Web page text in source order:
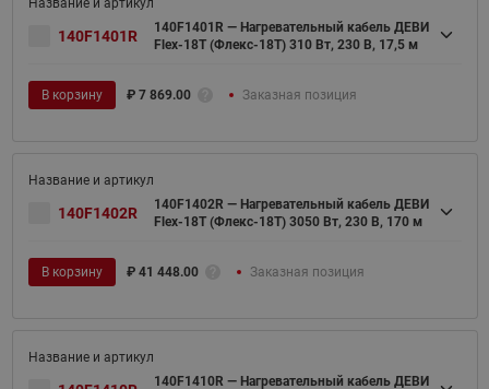
140F1401R
140F1401R — Нагревательный кабель ДЕВИ
Flex-18T (Флекс-18Т) 310 Вт, 230 В, 17,5 м
В корзину ₽ 7 869.00 Заказная позиция
140F1402R
140F1402R — Нагревательный кабель ДЕВИ
Flex-18T (Флекс-18Т) 3050 Вт, 230 В, 170 м
В корзину ₽ 41 448.00 Заказная позиция
140F1410R — Нагревательный кабель ДЕВИ